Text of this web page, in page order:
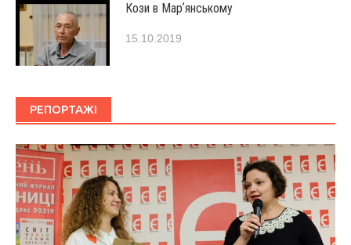
Кози в Марʼянському
15.10.2019
РЕПОРТАЖІ